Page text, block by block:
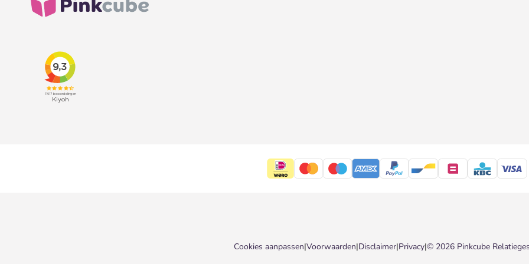
Cookies aanpassen|Voorwaarden|Disclaimer|Privacy|© 2026 Pinkcube